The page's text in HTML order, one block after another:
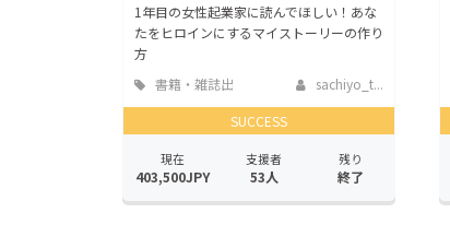
1年目の女性起業家に読んでほしい！あな
たをヒロインにするマイストーリーの作り
方
書籍・雑誌出
版
sachiyo_t...
SUCCESS
現在
403,500JPY
支援者
53人
残り
終了